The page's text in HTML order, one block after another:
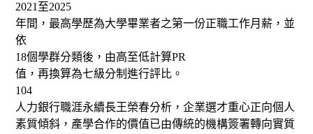
2021 至2025
年間，最高學歷為大學畢業者之第一份正職工作月薪，並
依
18個學群分類後，由高至低計算PR
值，再換算為七級分制進行評比。
104
人力銀行職涯永續長王榮春分析，企業選才重心正向個人
素質傾斜，產學合作的價值已由傳統的機構簽署轉向實質